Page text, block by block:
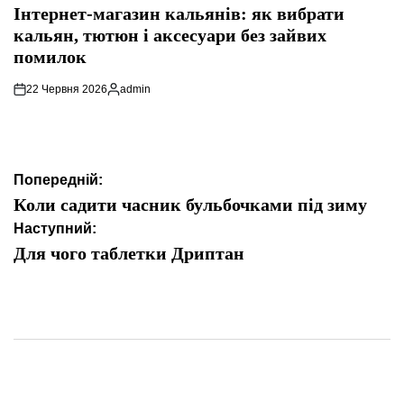
У
Інтернет-магазин кальянів: як вибрати
кальян, тютюн і аксесуари без зайвих
помилок
22 Червня 2026
Опубліковано
admin
Навігація
записів
Попередній:
Коли садити часник бульбочками під зиму
Наступний:
Для чого таблетки Дриптан